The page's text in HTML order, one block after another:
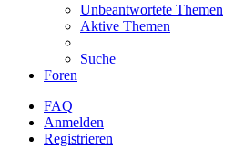
Unbeantwortete Themen
Aktive Themen
Suche
Foren
FAQ
Anmelden
Registrieren